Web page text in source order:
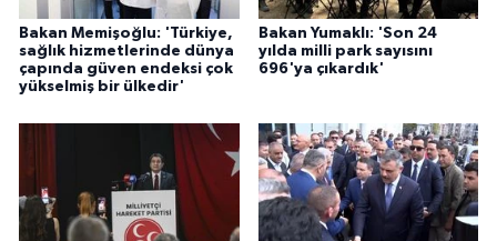
Bakan Memişoğlu: 'Türkiye,
sağlık hizmetlerinde dünya
çapında güven endeksi çok
yükselmiş bir ülkedir'
Bakan Yumaklı: 'Son 24
yılda milli park sayısını
696'ya çıkardık'